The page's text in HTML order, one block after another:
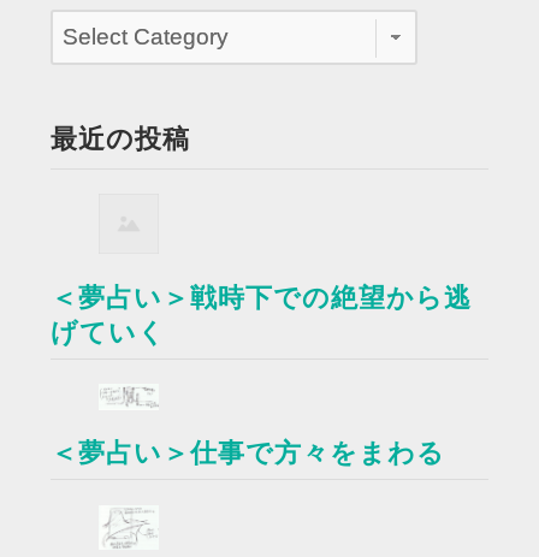
最近の投稿
＜夢占い＞戦時下での絶望から逃
げていく
＜夢占い＞仕事で方々をまわる